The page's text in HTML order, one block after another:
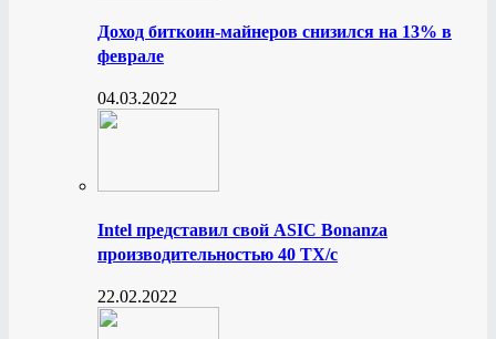
Доход биткоин-майнеров снизился на 13% в
феврале
04.03.2022
Intel представил свой ASIC Bonanza
производительностью 40 ТХ/с
22.02.2022